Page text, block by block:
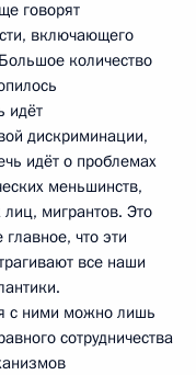
говорят
включающего
количество
идёт
дискриминации,
идёт о проблемах
меньшинств,
мигрантов. Это
что эти
все наши
с ними можно лишь
сотрудничества